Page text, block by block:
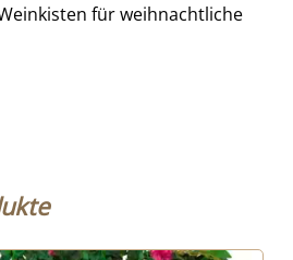
für weihnachtliche